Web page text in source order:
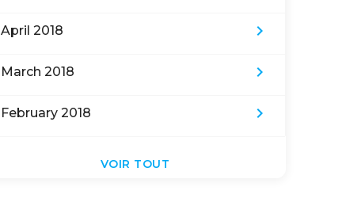
April 2018 keyboard_arrow_right
March 2018 keyboard_arrow_right
February 2018 keyboard_arrow_right
VOIR TOUT